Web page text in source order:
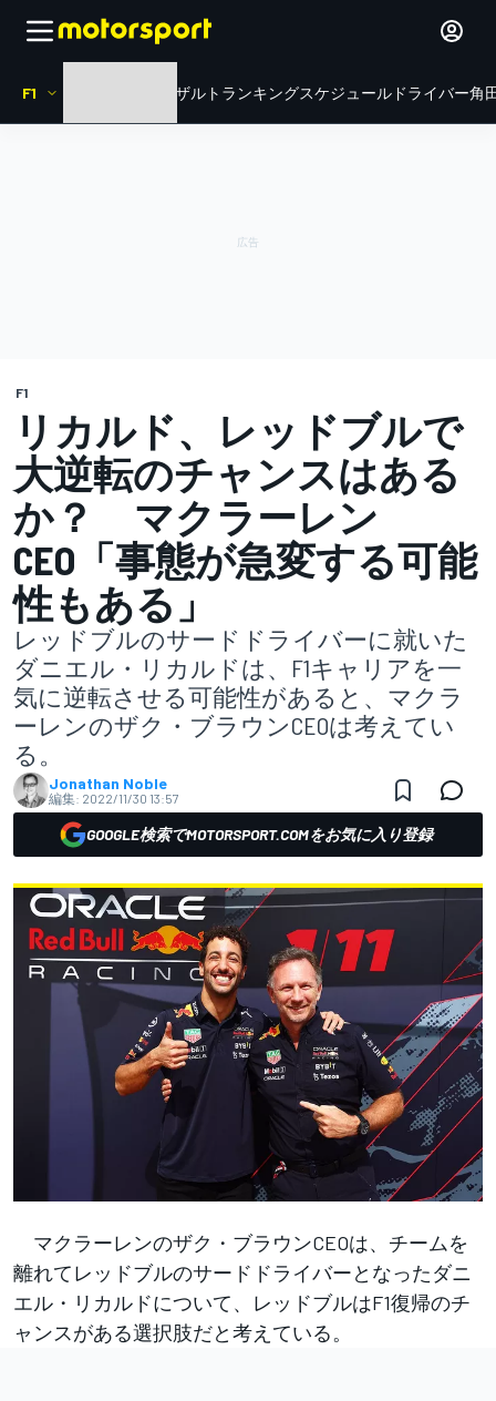
F1 リザルト ランキングスケジュール ドライバー角
F1
リカルド、レッドブルで
大逆転のチャンスはある
か？ マクラーレン
CEO「事態が急変する可能
性もある」
レッドブルのサードドライバーに就いた
ダニエル・リカルドは、F1キャリアを一
気に逆転させる可能性があると、マクラ
ーレンのザク・ブラウンCEOは考えてい
る。
Jonathan Noble
編集: 2022/11/30 13:57
GOOGLE検索でMOTORSPORT.COMをお気に入り登録
マクラーレンのザク・ブラウンCEOは、チームを
離れてレッドブルのサードドライバーとなったダニ
エル・リカルドについて、レッドブルはF1復帰のチ
ャンスがある選択肢だと考えている。